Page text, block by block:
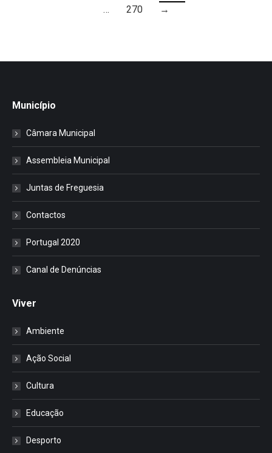
…
270 →
Município
Câmara Municipal
Assembleia Municipal
Juntas de Freguesia
Contactos
Portugal 2020
Canal de Denúncias
Viver
Ambiente
Ação Social
Cultura
Educação
Desporto